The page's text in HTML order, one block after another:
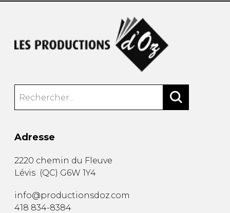
Adresse
2220 chemin du Fleuve
Lévis (QC) G6W 1Y4
info@productionsdoz.com
418 834-8384